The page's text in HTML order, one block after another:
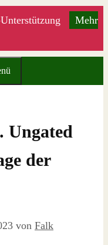
Mehr
Ungated
der
von Falk